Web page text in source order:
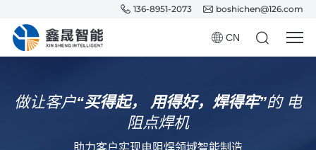
136-8951-2073 boshichen@126.com
CN
做让客户“买得起， 用得好，焊得牢”的电
阻点焊机
助力客户实现电阻焊领域智能制造